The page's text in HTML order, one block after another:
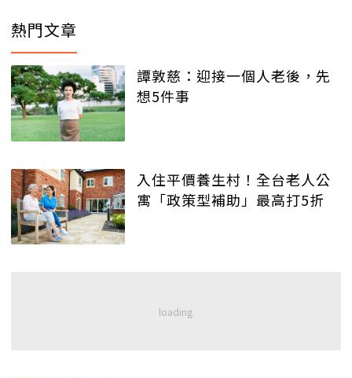
熱門文章
譚敦慈：迎接一個人老後，先
想5件事
入住平價養生村！全台老人公
寓「政策型補助」最高打5折